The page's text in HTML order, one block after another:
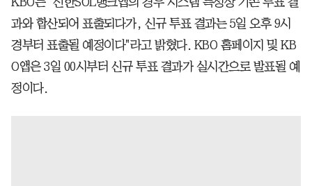
과와 합산되어 표출되다가, 신규 투표 결과는 5일 오후 9시
경부터 표출될 예정이다"라고 밝혔다. KBO 홈페이지 및 KB
O앱은 3일 00시부터 신규 투표 결과가 실시간으로 발표될 예
정이다.